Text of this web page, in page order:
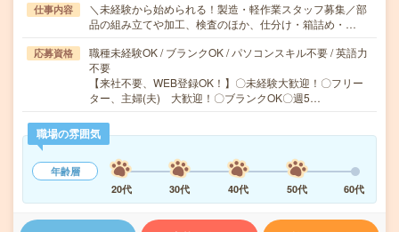
仕事内容
＼未経験から始められる！製造・軽作業スタッフ募集／部
品の組み立てや加工、検査のほか、仕分け・箱詰め・…
応募資格
職種未経験OK / ブランクOK / パソコンスキル不要 / 英語力
不要
【来社不要、WEB登録OK！】〇未経験大歓迎！〇フリー
ター、主婦(夫) 大歓迎！〇ブランクOK〇週5…
職場の雰囲気
年齢層
20代
30代 40代 50代 60代